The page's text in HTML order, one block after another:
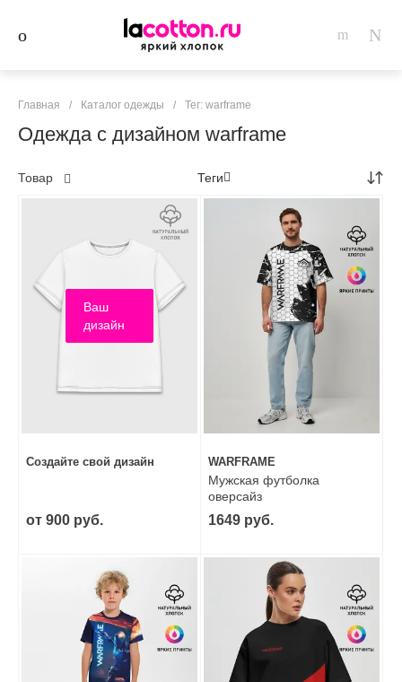
Главная / Каталог одежды / Тег: warframe
Одежда с дизайном warframe
Товар Теги
Ваш
дизайн
Создайте свой дизайн
от 900 руб.
WARFRAME
Мужская футболка
оверсайз
1649 руб.